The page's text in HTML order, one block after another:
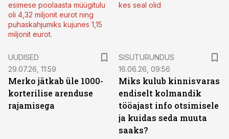
esimese poolaasta müügitulu
oli 4,32 miljonit eurot ning
puhaskahjumiks kujunes 1,15
miljonit eurot.
kes seal olid
UUDISED
29.07.26, 11:59
Merko jätkab üle 1000-
korterilise arenduse
rajamisega
SISUTURUNDUS
16.06.26, 09:56
Miks kulub kinnisvaras
endiselt kolmandik
tööajast info otsimisele
ja kuidas seda muuta
saaks?